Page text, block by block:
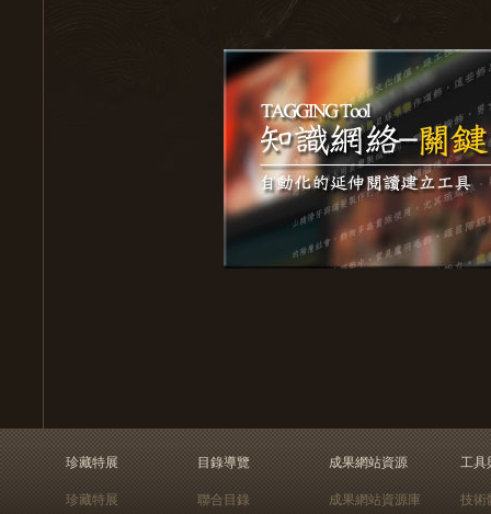
珍藏特展
珍藏特展
目錄導覽
聯合目錄
成果網站資源
成果網站資源庫
工具
技術